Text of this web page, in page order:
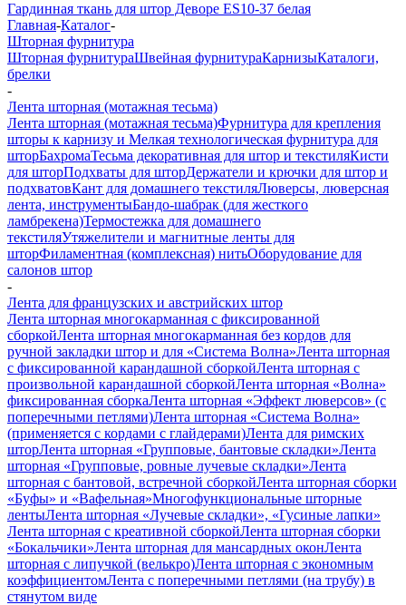
Гардинная ткань для штор Деворе ES10-37 белая
Главная-Каталог-
Шторная фурнитура
Шторная фурнитураШвейная фурнитураКарнизыКаталоги,
брелки
-
Лента шторная (мотажная тесьма)
Лента шторная (мотажная тесьма)Фурнитура для крепления
шторы к карнизу и Мелкая технологическая фурнитура для
шторБахромаТесьма декоративная для штор и текстиляКисти
для шторПодхваты для шторДержатели и крючки для штор и
подхватовКант для домашнего текстиляЛюверсы, люверсная
лента, инструментыБандо-шабрак (для жесткого
ламбрекена)Термостежка для домашнего
текстиляУтяжелители и магнитные ленты для
шторФиламентная (комплексная) нитьОборудование для
салонов штор
-
Лента для французских и австрийских штор
Лента шторная многокарманная с фиксированной
сборкойЛента шторная многокарманная без кордов для
ручной закладки штор и для «Система Волна»Лента шторная
с фиксированной карандашной сборкойЛента шторная с
произвольной карандашной сборкойЛента шторная «Волна»
фиксированная сборкаЛента шторная «Эффект люверсов» (с
поперечными петлями)Лента шторная «Система Волна»
(применяется с кордами с глайдерами)Лента для римских
шторЛента шторная «Групповые, бантовые складки»Лента
шторная «Групповые, ровные лучевые складки»Лента
шторная с бантовой, встречной сборкойЛента шторная сборки
«Буфы» и «Вафельная»Многофункциональные шторные
лентыЛента шторная «Лучевые складки», «Гусиные лапки»
Лента шторная с креативной сборкойЛента шторная сборки
«Бокальчики»Лента шторная для мансардных оконЛента
шторная с липучкой (велькро)Лента шторная с экономным
коэффициентомЛента с поперечными петлями (на трубу) в
стянутом виде